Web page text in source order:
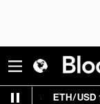
ETH/USD 1,911.068